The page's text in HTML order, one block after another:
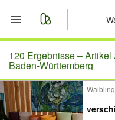
Start
Merkliste
Nachrichten
120 Ergebnisse –Artikel
Baden-Württemberg